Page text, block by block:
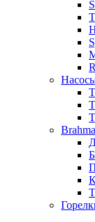
Brahma